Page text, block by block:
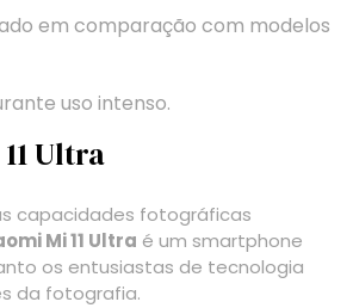
em comparação com modelos
uso intenso.
Ultra
capacidades fotográficas
Mi 11 Ultra é um smartphone
os entusiastas de tecnologia
da fotografia.